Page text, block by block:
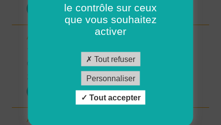
Aide à domicile - Saint Martin d'Auxigny (H/F)
Aide à domicile - Mehun sur Yèvre (H/F)
le contrôle sur ceux
que vous souhaitez
activer
Tout refuser
Personnaliser
Tout accepter